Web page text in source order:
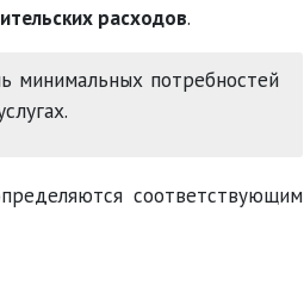
расходов.
минимальных потребностей
соответствующим